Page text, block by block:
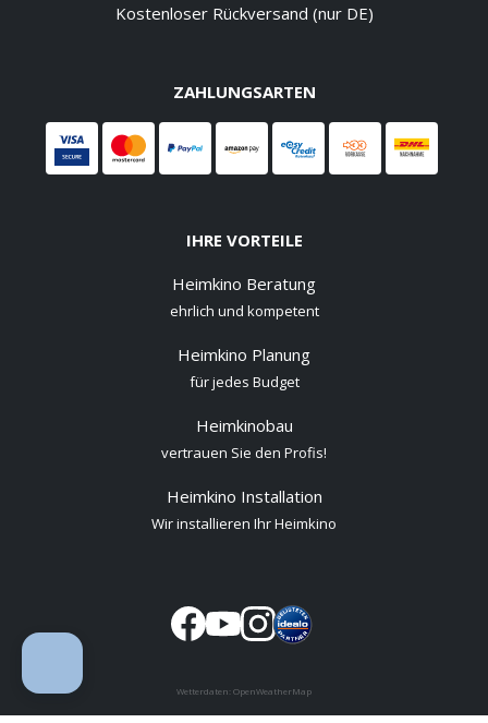
Kostenloser Rückversand (nur DE)
ZAHLUNGSARTEN
IHRE VORTEILE
Heimkino Beratung
ehrlich und kompetent
Heimkino Planung
für jedes Budget
Heimkinobau
vertrauen Sie den Profis!
Heimkino Installation
Wir installieren Ihr Heimkino
Wetterdaten: OpenWeatherMap